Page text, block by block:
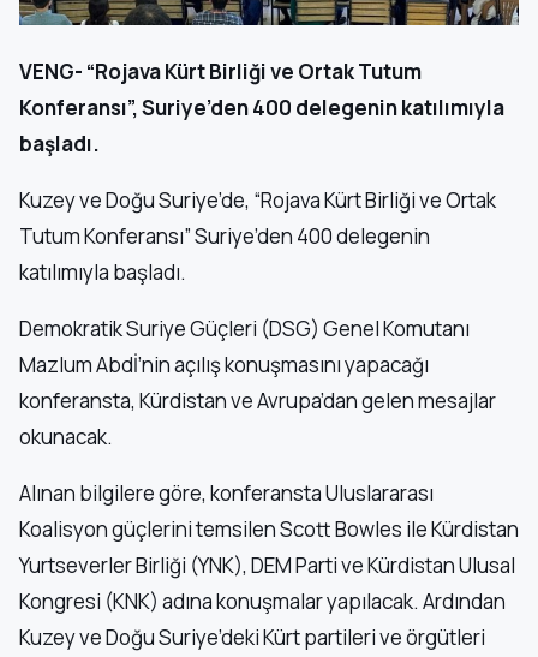
VENG- “Rojava Kürt Birliği ve Ortak Tutum
Konferansı”, Suriye’den 400 delegenin katılımıyla
başladı.
Kuzey ve Doğu Suriye’de, “Rojava Kürt Birliği ve Ortak
Tutum Konferansı” Suriye’den 400 delegenin
katılımıyla başladı.
Demokratik Suriye Güçleri (DSG) Genel Komutanı
Mazlum Abdİ’nin açılış konuşmasını yapacağı
konferansta, Kürdistan ve Avrupa’dan gelen mesajlar
okunacak.
Alınan bilgilere göre, konferansta Uluslararası
Koalisyon güçlerini temsilen Scott Bowles ile Kürdistan
Yurtseverler Birliği (YNK), DEM Parti ve Kürdistan Ulusal
Kongresi (KNK) adına konuşmalar yapılacak. Ardından
Kuzey ve Doğu Suriye’deki Kürt partileri ve örgütleri